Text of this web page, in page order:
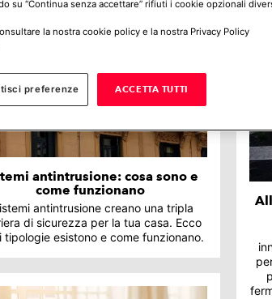
antintrusione: cosa sono e
come funzionano
antintrusione creano una tripla
di sicurezza per la tua casa. Ecco
tipologie esistono e come funzionano.
su “Continua senza accettare” rifiuti i cookie opzionali
la nostra cookie policy e la nostra Privacy Policy
preferenze ACCETTA TUTTI